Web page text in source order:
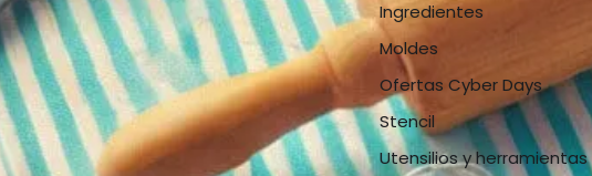
Ingredientes
Moldes
Ofertas Cyber Days
Stencil
Utensilios y herramientas